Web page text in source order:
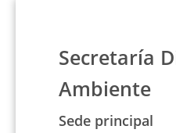
Secretaría
Ambiente
Sede principal